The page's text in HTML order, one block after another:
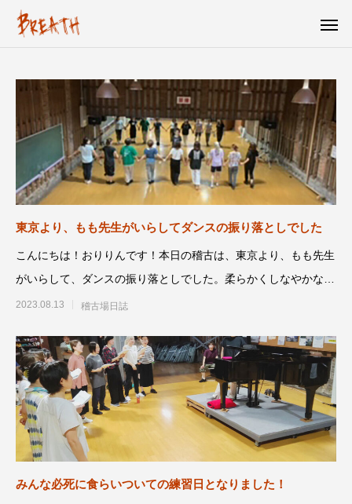
東京より、もも先生がいらしてダンスの振り落としでした
こんにちは！おりりんです！ 本日の稽古は、東京より、もも先生
がいらして、ダンスの振り落としでした。柔らかくしなやかな美
しさにウット
2023.08.13 稽古場日誌
みんな必死に食らいついての練習日となりました！